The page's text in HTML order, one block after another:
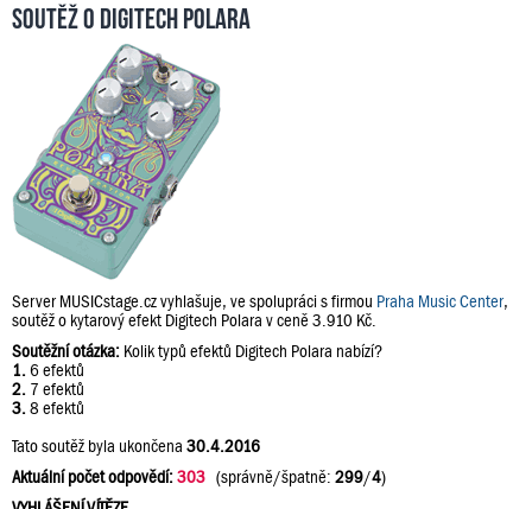
Soutěž o Digitech Polara
Server MUSICstage.cz vyhlašuje, ve spolupráci s firmou Praha Music Center,
soutěž o kytarový efekt Digitech Polara v ceně 3.910 Kč.
Soutěžní otázka: Kolik typů efektů Digitech Polara nabízí?
1. 6 efektů
2. 7 efektů
3. 8 efektů
Tato soutěž byla ukončena 30.4.2016
Aktuální počet odpovědí:303 (správně/špatně: 299/4)